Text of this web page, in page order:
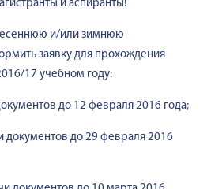
и аспиранты!
и/или зимнюю
заявку для прохождения
17 учебном году:
до 12 февраля 2016 года;
документов до 29 февраля 2016